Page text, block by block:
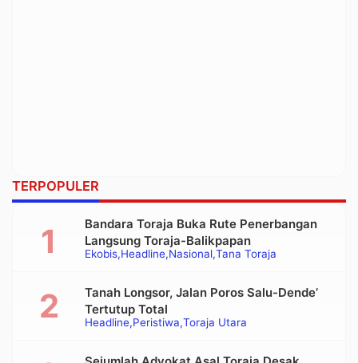
TERPOPULER
Ekobis Headline Nasional Tana Toraja
Bandara Toraja Buka Rute Penerbangan
Langsung Toraja-Balikpapan
Headline Peristiwa Toraja Utara
Tanah Longsor, Jalan Poros Salu-Dende’
Tertutup Total